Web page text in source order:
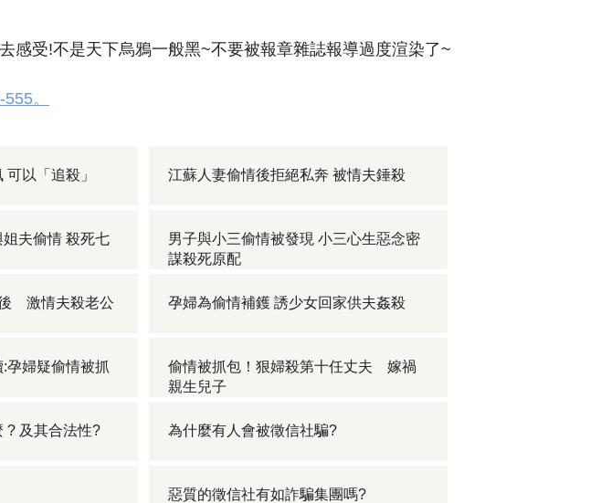
感受!不是天下烏鴉一般黑~不要被報章雜誌報導過度渲染了~
。
以「追殺」 江蘇人妻偷情後拒絕私奔 被情夫錘殺
夫偷情 殺死七
男子與小三偷情被發現 小三心生惡念密
謀殺死原配
激情夫殺老公 孕婦為偷情補鑊 誘少女回家供夫姦殺
孕婦疑偷情被抓
偷情被抓包！狠婦殺第十任丈夫 嫁禍
親生兒子
? 及其合法性? 為什麼有人會被徵信社騙?
惡質的徵信社有如詐騙集團嗎?